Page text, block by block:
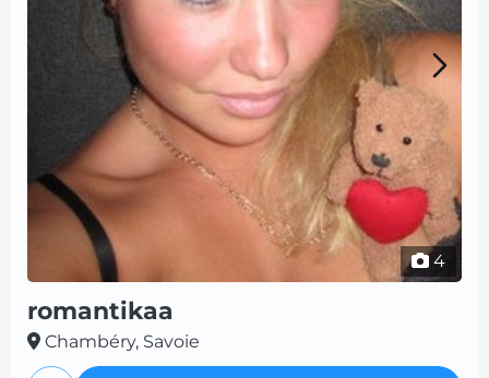
4
romantikaa
Chambéry, Savoie